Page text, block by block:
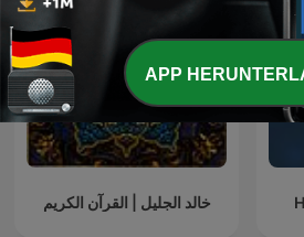
خالد الجليل | القرآن الكريم
APP